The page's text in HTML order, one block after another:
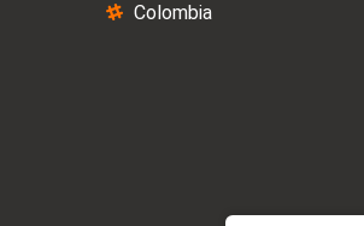
Colombia